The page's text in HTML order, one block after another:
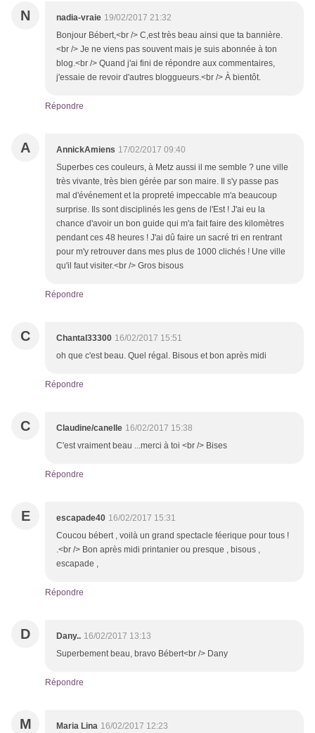
N nadia-vraie 19/02/2017 21:32
Bonjour Bébert,<br /> C,est très beau ainsi que ta bannière.
<br /> Je ne viens pas souvent mais je suis abonnée à ton
blog.<br /> Quand j'ai fini de répondre aux commentaires,
j'essaie de revoir d'autres bloggueurs.<br /> À bientôt.
Répondre
A AnnickAmiens 17/02/2017 09:40
Superbes ces couleurs, à Metz aussi il me semble ? une ville
très vivante, très bien gérée par son maire. Il s'y passe pas
mal d'événement et la propreté impeccable m'a beaucoup
surprise. Ils sont disciplinés les gens de l'Est ! J'ai eu la
chance d'avoir un bon guide qui m'a fait faire des kilomètres
pendant ces 48 heures ! J'ai dû faire un sacré tri en rentrant
pour m'y retrouver dans mes plus de 1000 clichés ! Une ville
qu'il faut visiter.<br /> Gros bisous
Répondre
C Chantal33300 16/02/2017 15:51
oh que c'est beau. Quel régal. Bisous et bon après midi
Répondre
C Claudine/canelle 16/02/2017 15:38
C'est vraiment beau ...merci à toi <br /> Bises
Répondre
E escapade40 16/02/2017 15:31
Coucou bébert , voilà un grand spectacle féerique pour tous !
.<br /> Bon après midi printanier ou presque , bisous ,
escapade ,
Répondre
D Dany.. 16/02/2017 13:13
Superbement beau, bravo Bébert<br /> Dany
Répondre
M Maria Lina 16/02/2017 12:23